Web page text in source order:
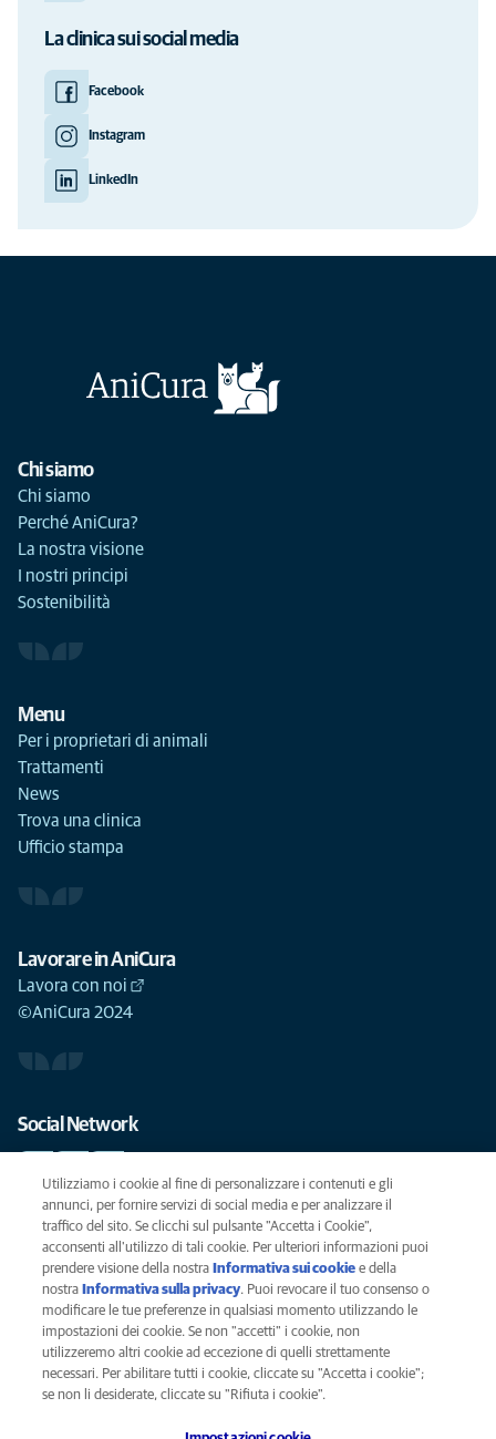
La clinica sui social media
Facebook
Instagram
LinkedIn
Chi siamo
Chi siamo
Perché AniCura?
La nostra visione
I nostri principi
Sostenibilità
Menu
Per i proprietari di animali
Trattamenti
News
Trova una clinica
Ufficio stampa
Lavorare in AniCura
Lavora con noi
©AniCura 2024
Social Network
Le migliori cure per il vostro animale domestico
SCRIVICI
info@anicura.it
Privacy
Legal
Utilizziamo i cookie al fine di personalizzare i contenuti e gli
annunci, per fornire servizi di social media e per analizzare il
traffico del sito. Se clicchi sul pulsante "Accetta i Cookie",
acconsenti all'utilizzo di tali cookie. Per ulteriori informazioni puoi
prendere visione della nostra Informativa sui cookie (opens in a new
tab)
e della
nostra Informativa sulla privacy(opens in a new tab)
. Puoi revocare il tuo consenso o
modificare le tue preferenze in qualsiasi momento utilizzando le
impostazioni dei cookie. Se non "accetti" i cookie, non
utilizzeremo altri cookie ad eccezione di quelli strettamente
necessari. Per abilitare tutti i cookie, cliccate su "Accetta i cookie";
se non li desiderate, cliccate su "Rifiuta i cookie".